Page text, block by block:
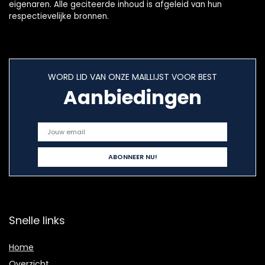
eigenaren. Alle geciteerde inhoud is afgeleid van hun
respectievelijke bronnen.
WORD LID VAN ONZE MAILLIJST VOOR BEST
Aanbiedingen
Snelle links
Home